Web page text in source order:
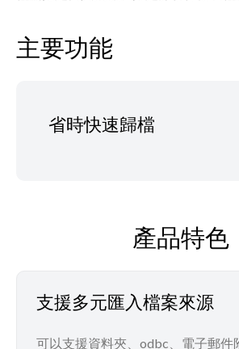
主要功能
省時快速歸檔
產品特色
支援多元匯入檔案來源
可以支援資料夾、odbc、電子郵件